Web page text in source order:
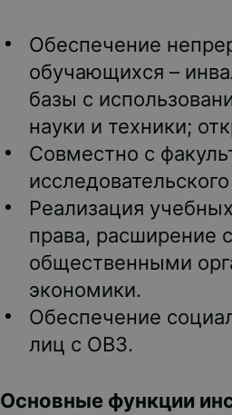
Обеспечение
обучающихся –
базы с
науки и техники;
Совместно с
Реализация
права, расширение
общественными
экономики.
Обеспечение
лиц с ОВЗ.
Основные функции